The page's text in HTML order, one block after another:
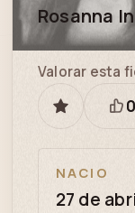
Rosanna
GUARDAR
Valorar esta
0
NACIO
27 de